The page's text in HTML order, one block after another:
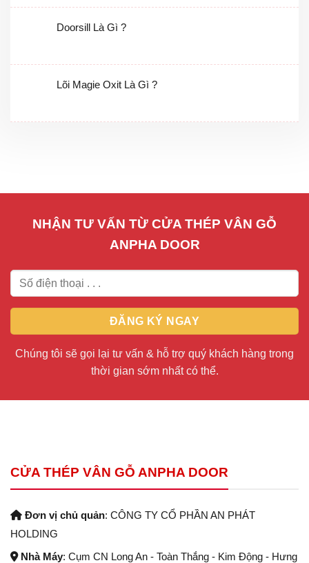
Doorsill Là Gì ?
Lõi Magie Oxit Là Gì ?
NHẬN TƯ VẤN TỪ CỬA THÉP VÂN GỖ
ANPHA DOOR
Chúng tôi sẽ gọi lại tư vấn & hỗ trợ quý khách hàng trong
thời gian sớm nhất có thể.
CỬA THÉP VÂN GỖ ANPHA DOOR
Đơn vị chủ quản: CÔNG TY CỔ PHẦN AN PHÁT
HOLDING
Nhà Máy: Cụm CN Long An - Toàn Thắng - Kim Động - Hưng